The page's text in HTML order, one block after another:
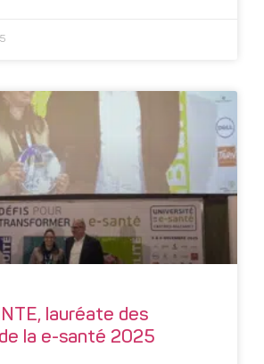
lauréate des
la e-santé 2025